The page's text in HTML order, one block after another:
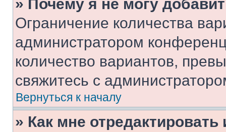
» Почему я не могу
Ограничение количества
администратором
количество вариантов,
свяжитесь с
Вернуться к началу
» Как мне